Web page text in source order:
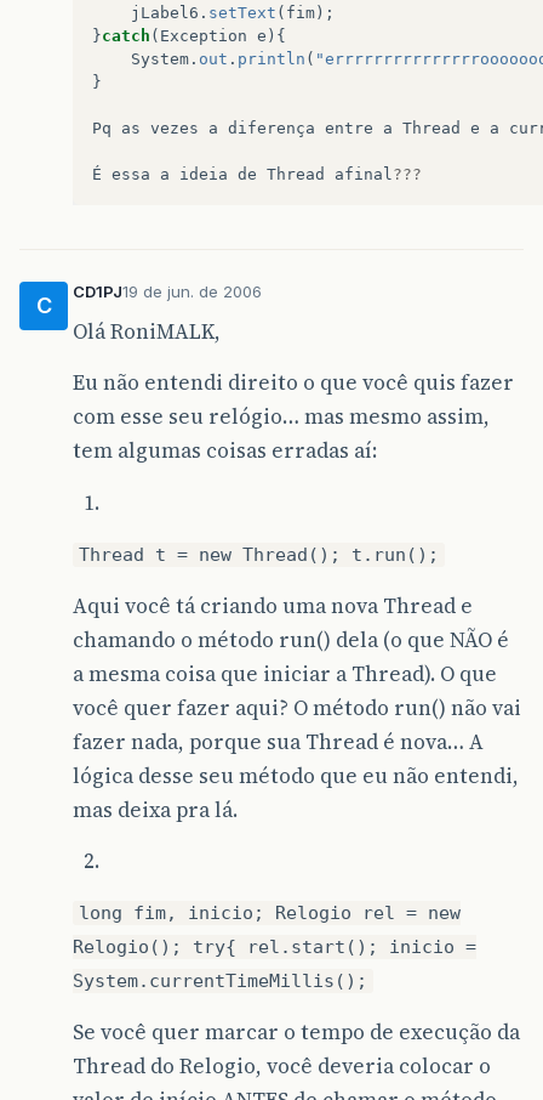
jLabel6 . setText ( fim );
}catch ( Exception e ){
System . out . println (
}
Pq as vezes a diferença entre a Thread e a
É essa a ideia de Thread afinal ???
C
CD1PJ19 de jun. de 2006
Olá RoniMALK,
Eu não entendi direito o que você quis fazer
com esse seu relógio… mas mesmo assim,
tem algumas coisas erradas aí:
Thread t = new Thread(); t.run();
Aqui você tá criando uma nova Thread e
chamando o método run() dela (o que NÃO é
a mesma coisa que iniciar a Thread). O que
você quer fazer aqui? O método run() não vai
fazer nada, porque sua Thread é nova… A
lógica desse seu método que eu não entendi,
mas deixa pra lá.
long fim, inicio; Relogio rel = new
Relogio(); try{ rel.start(); inicio =
System.currentTimeMillis();
Se você quer marcar o tempo de execução da
Thread do Relogio, você deveria colocar o